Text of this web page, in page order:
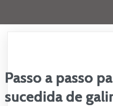
Passo a passo
sucedida de